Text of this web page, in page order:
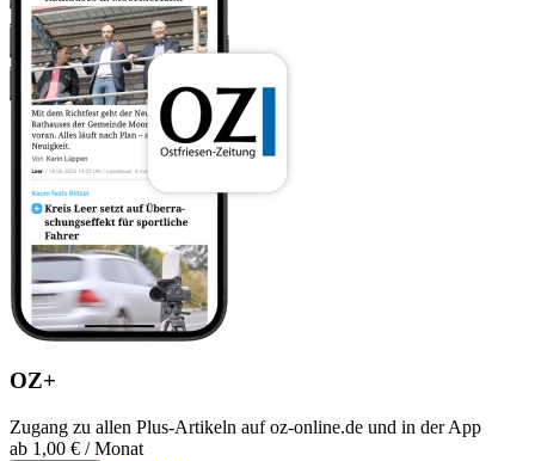
OZ+
Zugang zu allen Plus-Artikeln auf oz-online.de und in der App
ab 1,00 € / Monat